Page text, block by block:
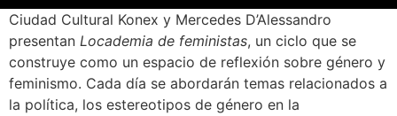
Ciudad Cultural Konex y Mercedes D’Alessandro
presentan Locademia de feministas, un ciclo que se
construye como un espacio de reflexión sobre género y
feminismo. Cada día se abordarán temas relacionados a
la política, los estereotipos de género en la